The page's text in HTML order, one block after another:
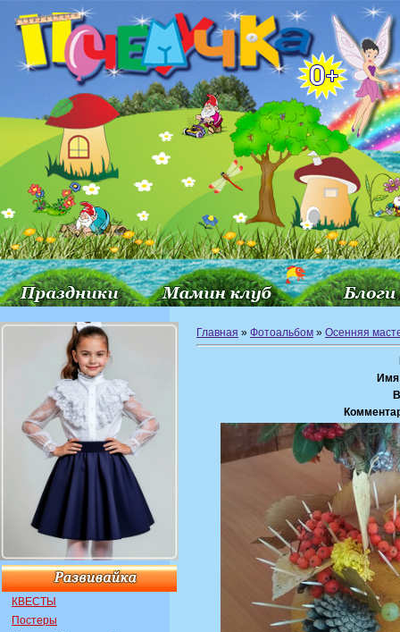
КВЕСТЫ
Постеры
Главная » Фотоальбом » Осенняя